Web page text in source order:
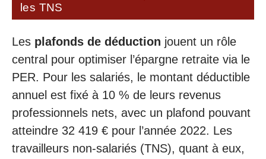
les TNS
Les plafonds de déduction jouent un rôle
central pour optimiser l’épargne retraite via le
PER. Pour les salariés, le montant déductible
annuel est fixé à 10 % de leurs revenus
professionnels nets, avec un plafond pouvant
atteindre 32 419 € pour l’année 2022. Les
travailleurs non-salariés (TNS), quant à eux,